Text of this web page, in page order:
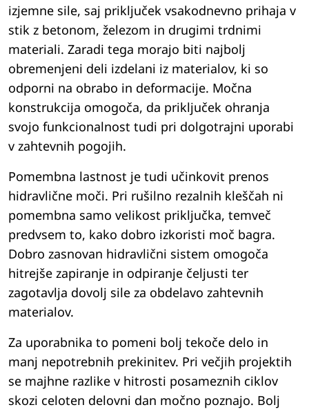
izjemne sile, saj priključek vsakodnevno prihaja v
stik z betonom, železom in drugimi trdnimi
materiali. Zaradi tega morajo biti najbolj
obremenjeni deli izdelani iz materialov, ki so
odporni na obrabo in deformacije. Močna
konstrukcija omogoča, da priključek ohranja
svojo funkcionalnost tudi pri dolgotrajni uporabi
v zahtevnih pogojih.
Pomembna lastnost je tudi učinkovit prenos
hidravlične moči. Pri rušilno rezalnih kleščah ni
pomembna samo velikost priključka, temveč
predvsem to, kako dobro izkoristi moč bagra.
Dobro zasnovan hidravlični sistem omogoča
hitrejše zapiranje in odpiranje čeljusti ter
zagotavlja dovolj sile za obdelavo zahtevnih
materialov.
Za uporabnika to pomeni bolj tekoče delo in
manj nepotrebnih prekinitev. Pri večjih projektih
se majhne razlike v hitrosti posameznih ciklov
skozi celoten delovni dan močno poznajo. Bolj